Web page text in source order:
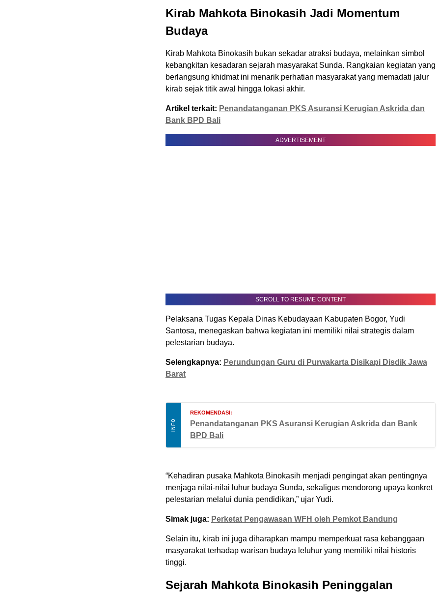
Kirab Mahkota Binokasih Jadi Momentum
Budaya
Kirab Mahkota Binokasih bukan sekadar atraksi budaya, melainkan simbol
kebangkitan kesadaran sejarah masyarakat Sunda. Rangkaian kegiatan yang
berlangsung khidmat ini menarik perhatian masyarakat yang memadati jalur
kirab sejak titik awal hingga lokasi akhir.
Artikel terkait: Penandatanganan PKS Asuransi Kerugian Askrida dan
Bank BPD Bali
ADVERTISEMENT
SCROLL TO RESUME CONTENT
Pelaksana Tugas Kepala Dinas Kebudayaan Kabupaten Bogor, Yudi
Santosa, menegaskan bahwa kegiatan ini memiliki nilai strategis dalam
pelestarian budaya.
Selengkapnya: Perundungan Guru di Purwakarta Disikapi Disdik Jawa
Barat
INFO
REKOMENDASI:
Penandatanganan PKS Asuransi Kerugian Askrida dan Bank
BPD Bali
“Kehadiran pusaka Mahkota Binokasih menjadi pengingat akan pentingnya
menjaga nilai-nilai luhur budaya Sunda, sekaligus mendorong upaya konkret
pelestarian melalui dunia pendidikan,” ujar Yudi.
Simak juga: Perketat Pengawasan WFH oleh Pemkot Bandung
Selain itu, kirab ini juga diharapkan mampu memperkuat rasa kebanggaan
masyarakat terhadap warisan budaya leluhur yang memiliki nilai historis
tinggi.
Sejarah Mahkota Binokasih Peninggalan